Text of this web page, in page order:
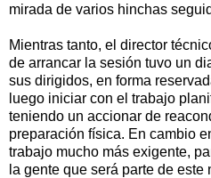
mirada de varios hinchas
Mientras tanto, el director
de arrancar la sesión tuvo un
sus dirigidos, en forma
luego iniciar con el trabajo
teniendo un accionar de
preparación física. En cambio
trabajo mucho más exigente,
la gente que será parte de